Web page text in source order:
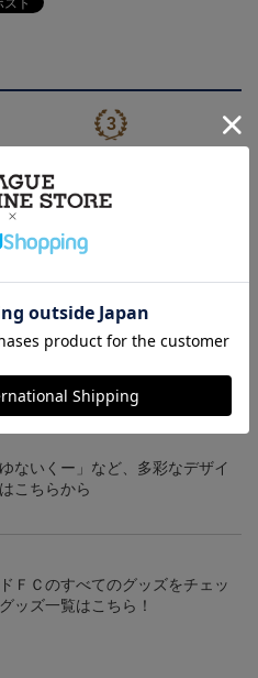
すぐにお届
ーセンティッ
ム FP1st
【すぐにお届け】明治安
田J2・J3百年構想リーグ
オーセンティックユニフ
13,200円
ないくー」など、多彩なデザイ
こちらから
ＦＣのすべてのグッズをチェッ
ッズ一覧はこちら！